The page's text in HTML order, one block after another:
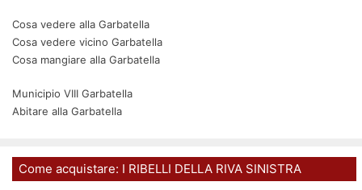
Cosa vedere alla Garbatella
Cosa vedere vicino Garbatella
Cosa mangiare alla Garbatella
Municipio VIII Garbatella
Abitare alla Garbatella
Come acquistare: I RIBELLI DELLA RIVA SINISTRA